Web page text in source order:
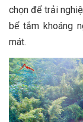
chọn để trải
bể tắm khoáng
mát.